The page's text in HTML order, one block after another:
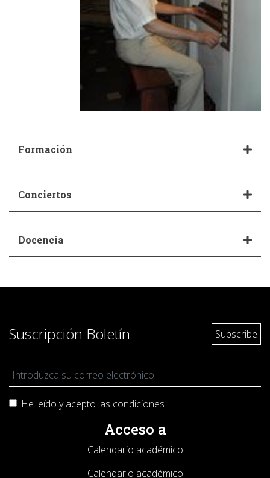
Formación
Conciertos
Docencia
Suscripción Boletín
He leído y acepto las condiciones
Acceso a
Calendario académico
Calendario académico